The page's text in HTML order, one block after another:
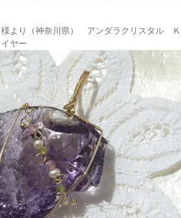
より（神奈川県） アンダラクリスタル Ｋ
ヤー